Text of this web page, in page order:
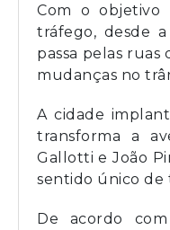
Com o
tráfego, desde
passa pelas ruas
mudanças no
A cidade
transforma a
Gallotti e João
sentido único de
De acordo